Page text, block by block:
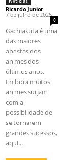
Ricardo Junior -
7 de julho de 2025
0
Gachiakuta é uma
das maiores
apostas dos
animes dos
últimos anos.
Embora muitos
animes surjam
com a
possibilidade de
se tornarem
grandes sucessos,
aqui...